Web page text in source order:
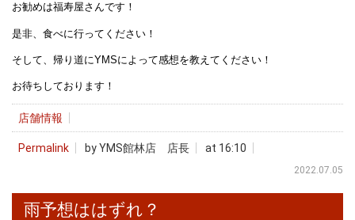
お勧めは福寿屋さんです！
是非、食べに行ってください！
そして、帰り道にYMSによって感想を教えてください！
お待ちしております！
店舗情報
Permalink by YMS館林店 店長 at 16:10
2022.07.05
雨予想ははずれ？